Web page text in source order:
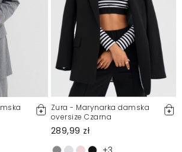
Zura - Marynarka damska
oversize Czarna
289,99 zł